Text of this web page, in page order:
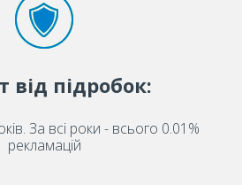
від підробок:
За всі роки - всього 0.01%
рекламацій